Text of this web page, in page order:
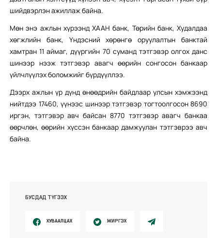
шийдвэрлэн ажиллаж байна.
Мөн энэ ажлын хүрээнд ХААН банк, Төрийн банк, Худалдаа
хөгжлийн банк, Үндэсний хөрөнгө оруулалтын банктай
хамтран 11 аймаг, дүүргийн 70 суманд тэтгэвэр олгох данс
шинээр нээж тэтгэвэр авагч өөрийн сонгосон банкаар
үйлчлүүлэх боломжийг бүрдүүллээ.
Дээрх ажлын үр дүнд өнөөдрийн байдлаар улсын хэмжээнд
нийтдээ 17460, үүнээс шинээр тэтгэвэр тогтоолгосон 8690
иргэн, тэтгэвэр авч байсан 8770 тэтгэвэр авагч банкаа
өөрчлөн, өөрийн хүссэн банкаар дамжуулан тэтгэврээ авч
байна.
БУСДАД ТҮГЭЭХ
ХУВААЛЦАХ ЖИРГЭХ